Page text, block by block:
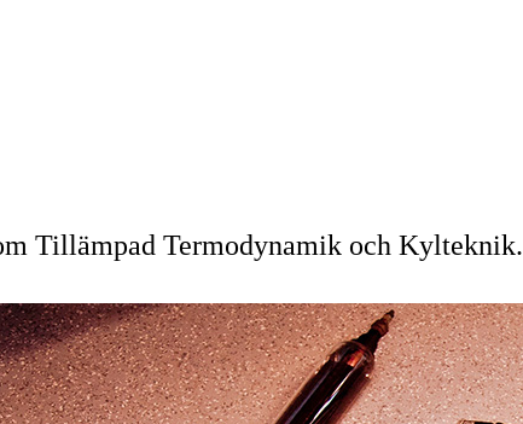
Tillämpad Termodynamik och Kylteknik.